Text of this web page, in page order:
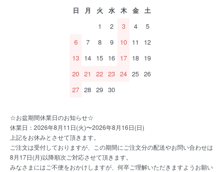
日 月 火 水 木 金
土
1
2 3 4
5
6
7 8 9 10 11
12
13 14 15 16 17 18 19
20 21 22 23 24 25 26
27 28 29 30
☆お盆期間休業日のお知らせ☆
休業日：2026年8月11日(火)〜2026年8月16日(日)
上記をお休みとさせて頂きます。
ご注文は受付しておりますが、この期間にご注文分の配送やお問い合わせは
8月17日(月)以降順次ご対応させて頂きます。
みなさまにはご不便をおかけしますが、何卒ご理解いただきますようお願い